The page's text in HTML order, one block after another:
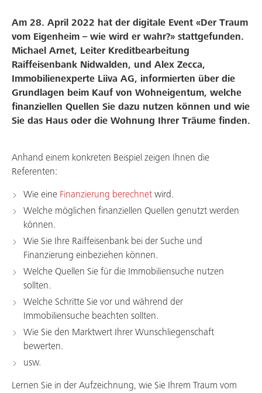
Über uns
Arbeiten bei uns
Am 28. April 2022 hat der digitale Event «Der Traum
vom Eigenheim – wie wird er wahr?» stattgefunden.
Michael Arnet, Leiter Kreditbearbeitung
Raiffeisenbank Nidwalden, und Alex Zecca,
Immobilienexperte Liiva AG, informierten über die
Grundlagen beim Kauf von Wohneigentum, welche
finanziellen Quellen Sie dazu nutzen können und wie
Sie das Haus oder die Wohnung Ihrer Träume finden.
Anhand einem konkreten Beispiel zeigen Ihnen die
Referenten:
Wie eine Finanzierung berechnet wird.
Welche möglichen finanziellen Quellen genutzt werden
können.
Wie Sie Ihre Raiffeisenbank bei der Suche und
Finanzierung einbeziehen können.
Welche Quellen Sie für die Immobiliensuche nutzen
sollten.
Welche Schritte Sie vor und während der
Immobiliensuche beachten sollten.
Wie Sie den Marktwert Ihrer Wunschliegenschaft
bewerten.
usw.
Lernen Sie in der Aufzeichnung, wie Sie Ihrem Traum vom